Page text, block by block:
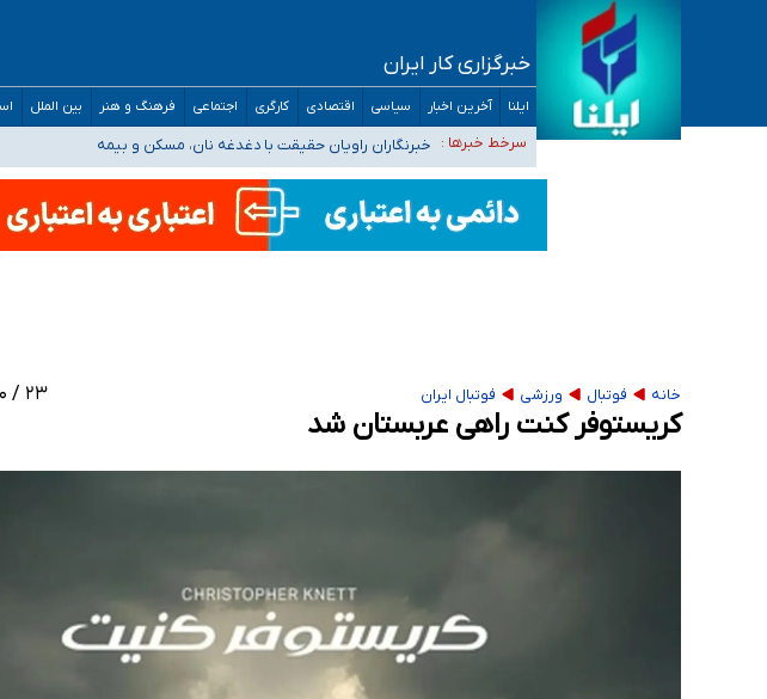
خبرگزاری کار ایران
ایلنا آخرین اخبار سیاسی اقتصادی کارگری اجتماعی فرهنگ و هنر بین الملل
سرخط خبرها :
تعویق آزمون ورودی دکترای تخصصی فرماندهی صحنه عملیات و دکترای تخصصی
خبرنگاران راویان حقیقت با دغدغه نان، مسکن و بیمه
آخرین وضعیت شیوع عفونت‌های تنفسی در کشور/ خوزستان و کرمان
هیچ پرستاری بازداشت یا اخراج نشده است/ از رئیس جمهور خواستیم ورود کند
ثبت‌نام بخش عمده دانش‌آموزان مدارس ایرانی امارات در کشور/ درباره محصلان
خانه فوتبال ورزشی فوتبال ایران ۲۳ / ۱۰ / ۱۴۰۳ - ۱۸:۳۰:۴۷
کریستوفر کنت راهی عربستان شد